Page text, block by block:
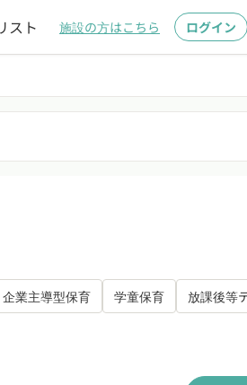
スト 施設の方はこちら ログイン
企業主導型保育 学童保育
放課後等